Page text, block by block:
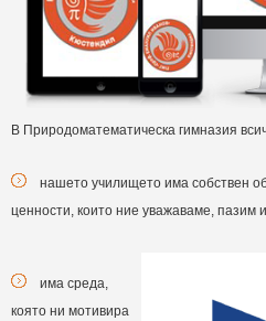
В Природоматематическа гимназия
нашето училището има собствен
ценности, които ние уважаваме, пазим
има среда,
която ни мотивира